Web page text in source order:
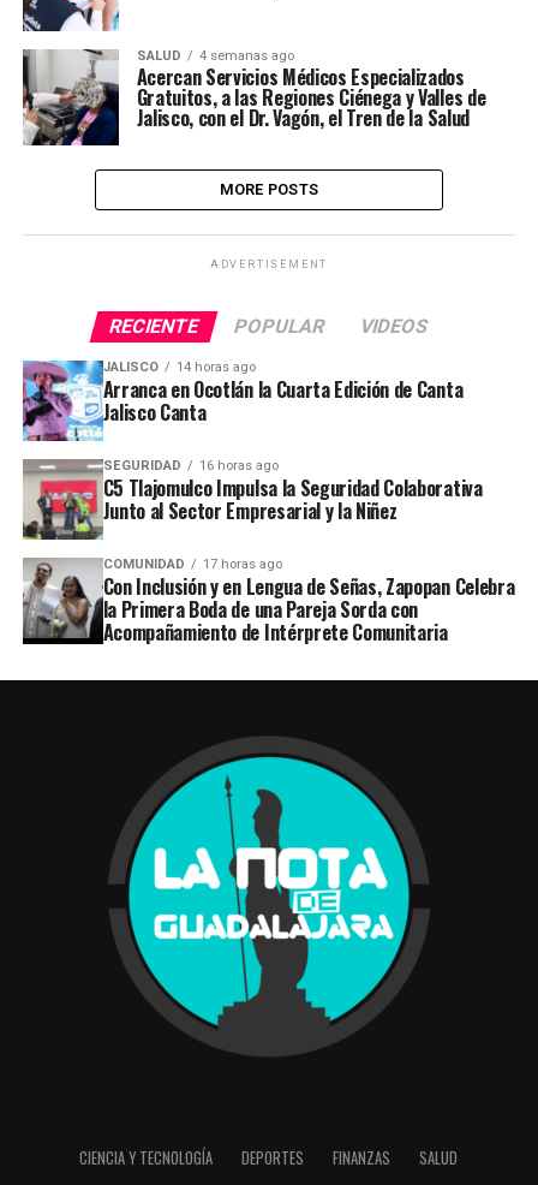
SALUD 4 semanas ago
Acercan Servicios Médicos Especializados
Gratuitos, a las Regiones Ciénega y Valles de
Jalisco, con el Dr. Vagón, el Tren de la Salud
MORE POSTS
ADVERTISEMENT
RECIENTE POPULAR VIDEOS
JALISCO 14 horas ago
Arranca en Ocotlán la Cuarta Edición de Canta
Jalisco Canta
SEGURIDAD 16 horas ago
C5 Tlajomulco Impulsa la Seguridad Colaborativa
Junto al Sector Empresarial y la Niñez
COMUNIDAD 17 horas ago
Con Inclusión y en Lengua de Señas, Zapopan Celebra
la Primera Boda de una Pareja Sorda con
Acompañamiento de Intérprete Comunitaria
CIENCIA Y TECNOLOGÍA DEPORTES FINANZAS SALUD